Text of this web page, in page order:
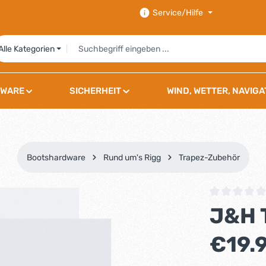
Service/Hilfe
Kategorien
SICHERHEIT WIND, WETTER,
Bootshardware Rund um's Rigg Trapez-Zubehör
J&H
Regulärer Preis: